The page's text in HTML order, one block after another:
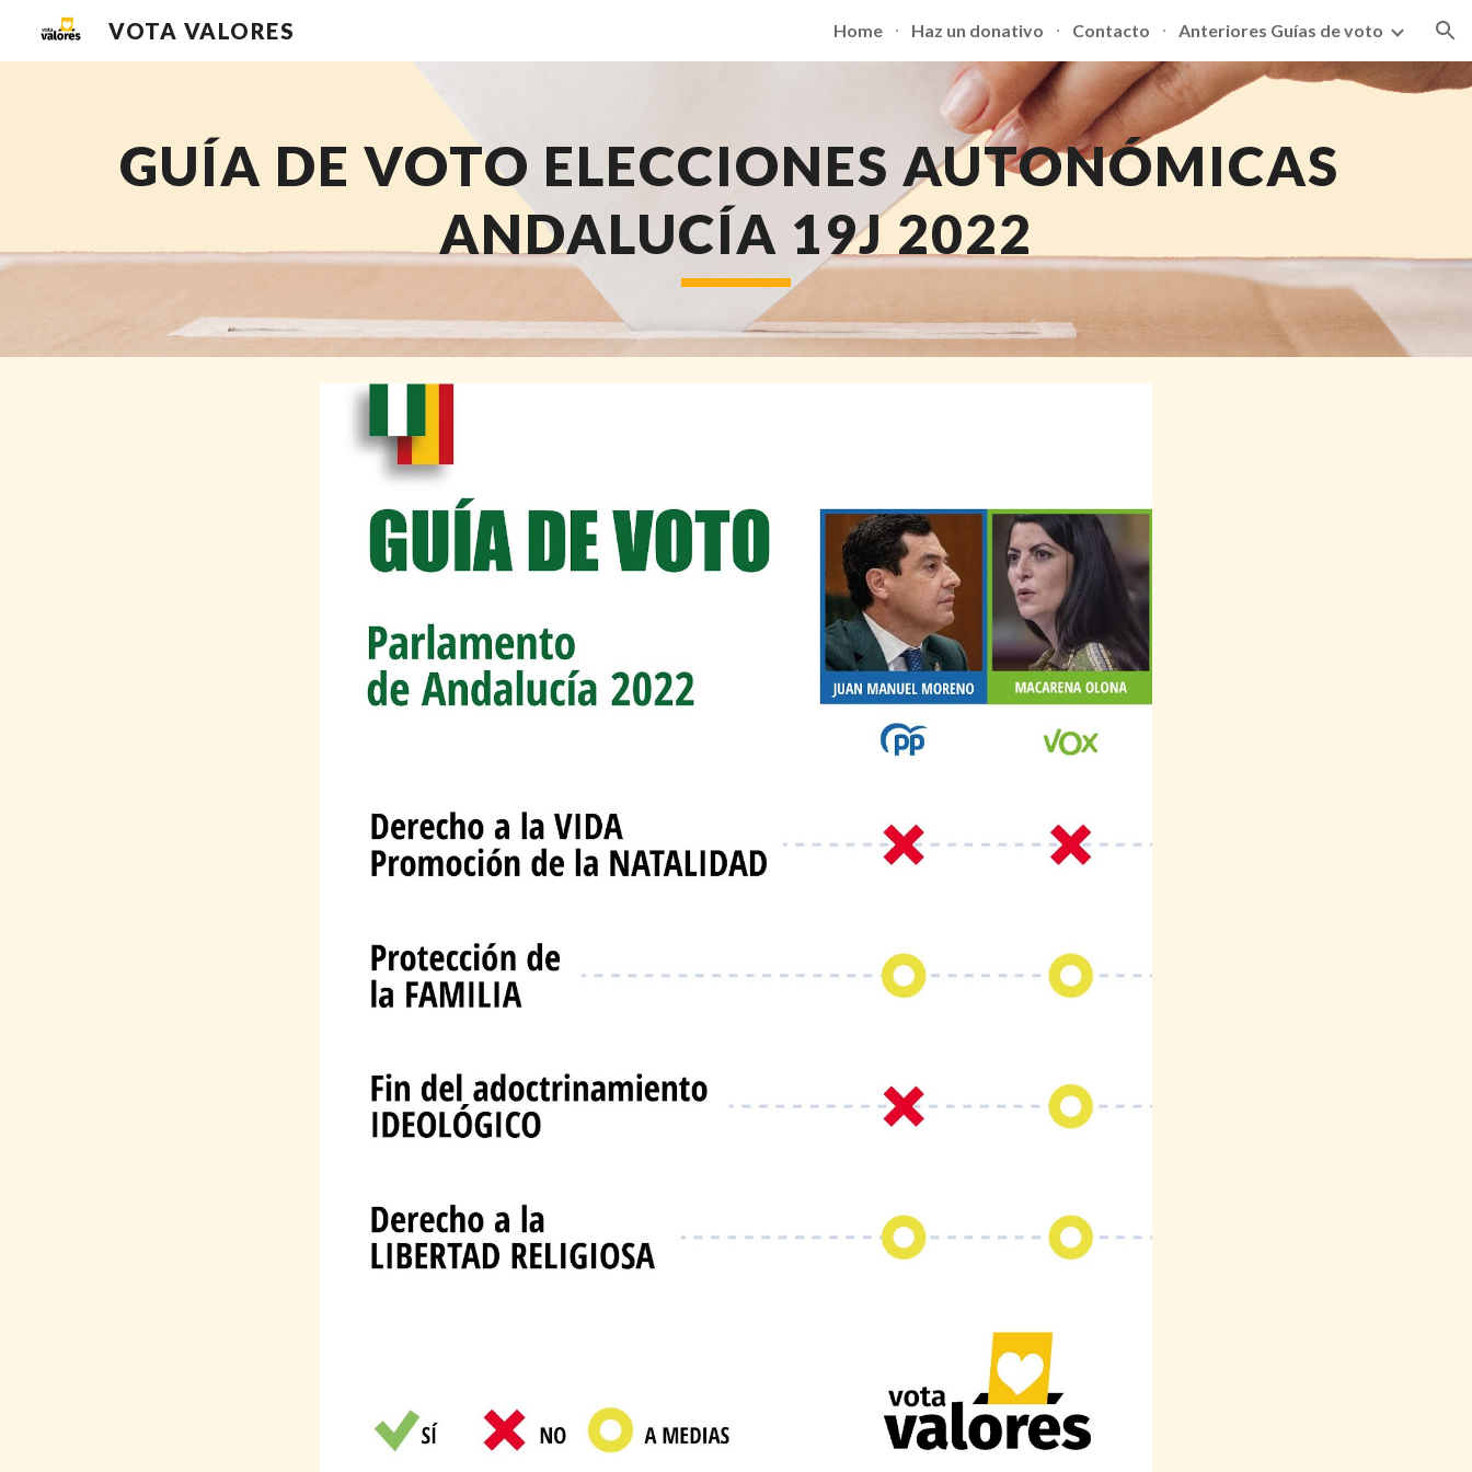
Skip to navigation
VOTA VALORES Home Haz un donativo Contacto Anteriores Guías de voto
GUÍA DE VOTO ELECCIONES AUTONÓMICAS
ANDALUCÍA 19J 2022